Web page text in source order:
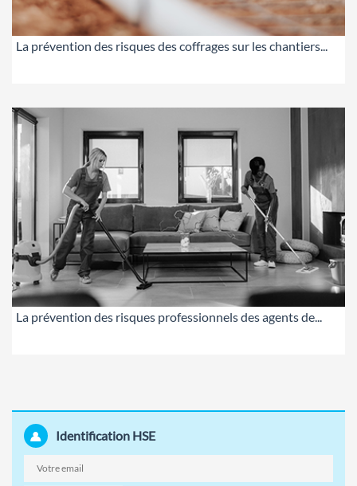
La prévention des risques des coffrages sur les chantiers...
La prévention des risques professionnels des agents de...
Identification HSE